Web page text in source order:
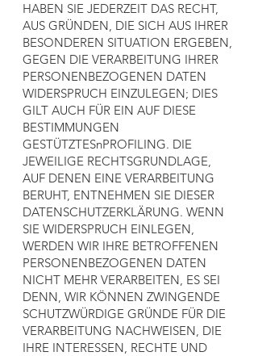
HABEN SIE JEDERZEIT DAS RECHT,
AUS GRÜNDEN, DIE SICH AUS IHRER
BESONDEREN SITUATION ERGEBEN,
GEGEN DIE VERARBEITUNG IHRER
PERSONENBEZOGENEN DATEN
WIDERSPRUCH EINZULEGEN; DIES
GILT AUCH FÜR EIN AUF DIESE
BESTIMMUNGEN
GESTÜTZTESnPROFILING. DIE
JEWEILIGE RECHTSGRUNDLAGE,
AUF DENEN EINE VERARBEITUNG
BERUHT, ENTNEHMEN SIE DIESER
DATENSCHUTZERKLÄRUNG. WENN
SIE WIDERSPRUCH EINLEGEN,
WERDEN WIR IHRE BETROFFENEN
PERSONENBEZOGENEN DATEN
NICHT MEHR VERARBEITEN, ES SEI
DENN, WIR KÖNNEN ZWINGENDE
SCHUTZWÜRDIGE GRÜNDE FÜR DIE
VERARBEITUNG NACHWEISEN, DIE
IHRE INTERESSEN, RECHTE UND